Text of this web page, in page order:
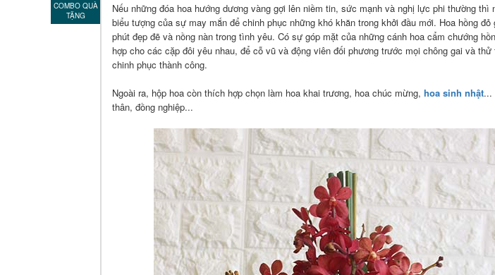
COMBO QUÀ
TẶNG
Nếu những đóa hoa hướng dương vàng gợi lên niềm tin, sức mạnh và nghị lực phi thường thì
biểu tượng của sự may mắn để chinh phục những khó khăn trong khởi đầu mới. Hoa hồng đỏ
phút đẹp đẽ và nồng nàn trong tình yêu. Có sự góp mặt của những cánh hoa cẩm chướng
hợp cho các cặp đôi yêu nhau, để cỗ vũ và động viên đối phương trước mọi chông gai và
chinh phục thành công.
Ngoài ra, hộp hoa còn thích hợp chọn làm hoa khai trương, hoa chúc mừng, hoa sinh nhật...
thân, đồng nghiệp...